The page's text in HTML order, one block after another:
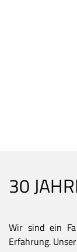
30
Wir sind ein
Erfahrung.